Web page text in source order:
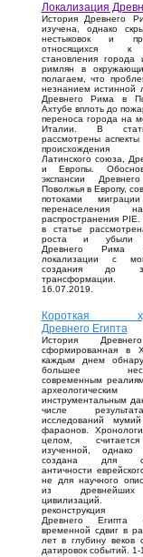
Локализация
История Древнего
изучена, однако
нестыковок и
относящихся к
становления города
римлян в
полагаем, что
незнанием истинной
Древнего Рима в
Ахтубе вплоть до
переноса города на
Италии. В
рассмотрены аспекты
происхождения
Латинского союза,
и Европы.
экспансии
Поволжья в Европу,
потоками
перенаселения
распространения PIE.
в статье
роста и убыли
Древнего Рима
локализации с
создания до
16.07.2019.
Короткая
Древнего Египта
История
сформированная в
каждым днем
большее
современным
инструментальным
числе
исследований мумий
фараонов.
целом,
изученной,
создана для
античности
не для научного
из
цивилизаций.
реконструкция
Древнего Египта
временной сдвиг в
лет в глубину веков
датировок событий. 1-